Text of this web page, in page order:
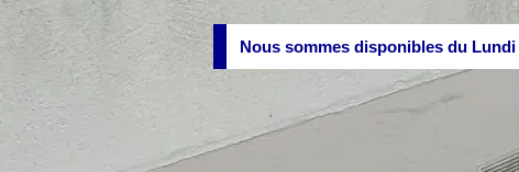
Nous sommes disponibles du Lundi